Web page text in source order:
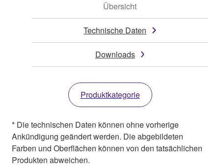
Übersicht
Technische Daten
Downloads
Produktkategorie
* Die technischen Daten können ohne vorherige
Ankündigung geändert werden. Die abgebildeten
Farben und Oberflächen können von den tatsächlichen
Produkten abweichen.